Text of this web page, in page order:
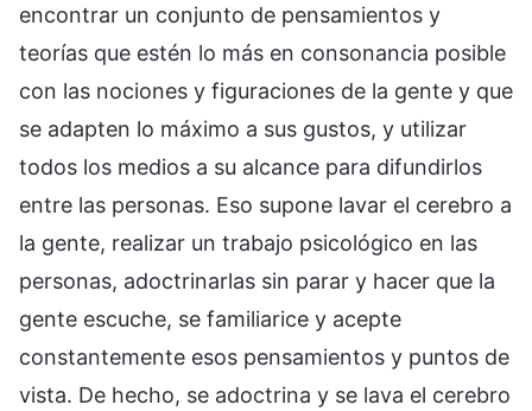
encontrar un conjunto de pensamientos y
teorías que estén lo más en consonancia posible
con las nociones y figuraciones de la gente y que
se adapten lo máximo a sus gustos, y utilizar
todos los medios a su alcance para difundirlos
entre las personas. Eso supone lavar el cerebro a
la gente, realizar un trabajo psicológico en las
personas, adoctrinarlas sin parar y hacer que la
gente escuche, se familiarice y acepte
constantemente esos pensamientos y puntos de
vista. De hecho, se adoctrina y se lava el cerebro